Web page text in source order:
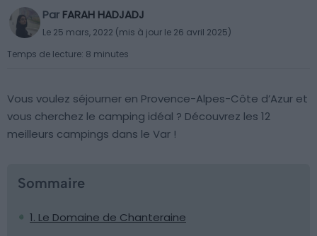
Par FARAH HADJADJ
Le 25 mars, 2022 (mis à jour le 26 avril 2025)
Temps de lecture: 8 minutes
Vous voulez séjourner en Provence-Alpes-Côte d’Azur et
vous cherchez le camping idéal ? Découvrez les 12
meilleurs campings dans le Var !
Sommaire
1. Le Domaine de Chanteraine